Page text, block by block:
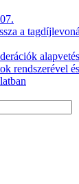
a
rendszerével